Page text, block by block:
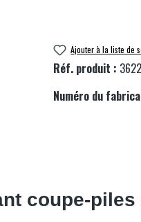
Ajouter à la liste de
Réf. produit :
Numéro du
coupe-